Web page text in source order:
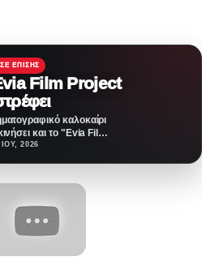
ΕΠΊΣΗΣ
Film Project
καλοκαίρι
και το "Evia Film
επιστρέφει δυναμικά
2026